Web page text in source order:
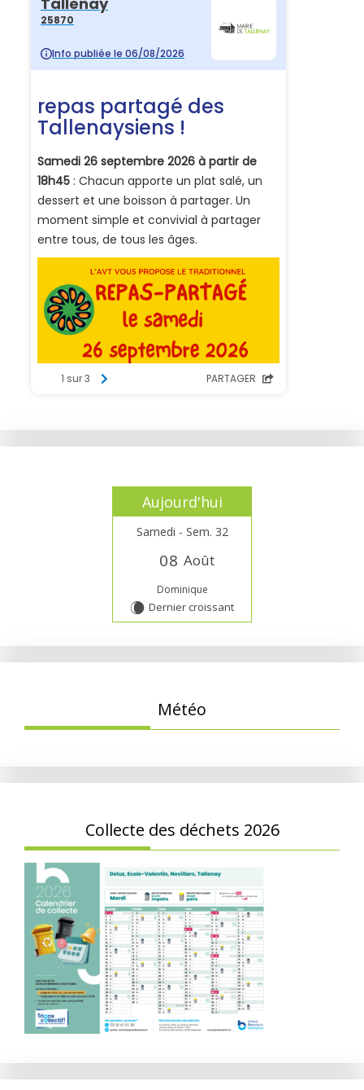
Aujourd'hui
Samedi - Sem. 32
08 Août
Dominique
W Dernier croissant
Météo
Collecte des déchets 2026